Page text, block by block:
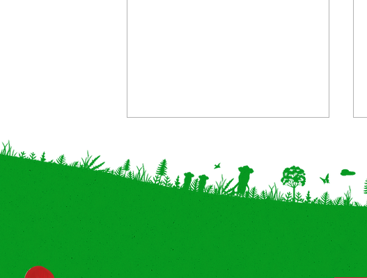
【神奈川・奈良 追加】イベン
ト体験型POP UP「こびとづ